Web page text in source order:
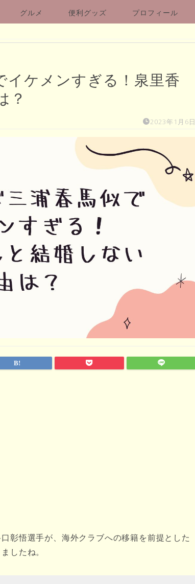
グルメ 便利グッズ プロフィール
イケメンすぎる！泉里香
？
2023年1月6日
彰悟選手が、海外クラブへの移籍を前提とした
したね。